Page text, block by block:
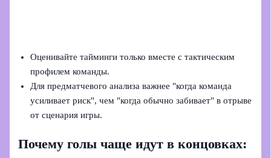
Оценивайте тайминги только вместе с тактическим
профилем команды.
Для предматчевого анализа важнее "когда команда
усиливает риск", чем "когда обычно забивает" в отрыве
от сценария игры.
Почему голы чаще идут в концовках: